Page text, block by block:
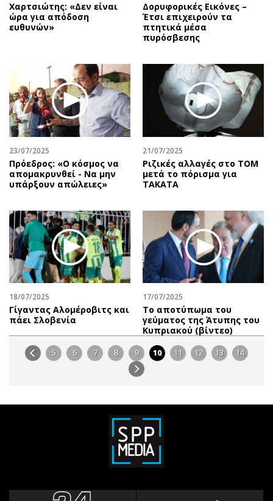
Χαρτσιώτης: «Δεν είναι
ώρα για απόδοση
ευθυνών»
Δορυφορικές Εικόνες –
Έτσι επιχειρούν τα
πτητικά μέσα
πυρόσβεσης
23/07/2025
Πρόεδρος: «Ο κόσμος να
απομακρυνθεί - Να μην
υπάρξουν απώλειες»
21/07/2025
Ριζικές αλλαγές στο ΤΟΜ
μετά το πόρισμα για
TAKATA
18/07/2025
Γίγαντας Αλομέροβιτς και
πάει Σλοβενία
17/07/2025
Το αποτύπωμα του
γεύματος της Άτυπης του
Κυπριακού (βίντεο)
5 6 7 8 9 10 11 12 13 14